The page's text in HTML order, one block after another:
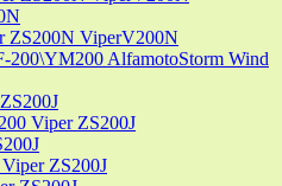
ZS200N ViperV200N
200\YM200 AlfamotoStorm Wind
Viper ZS200J
ZS200J